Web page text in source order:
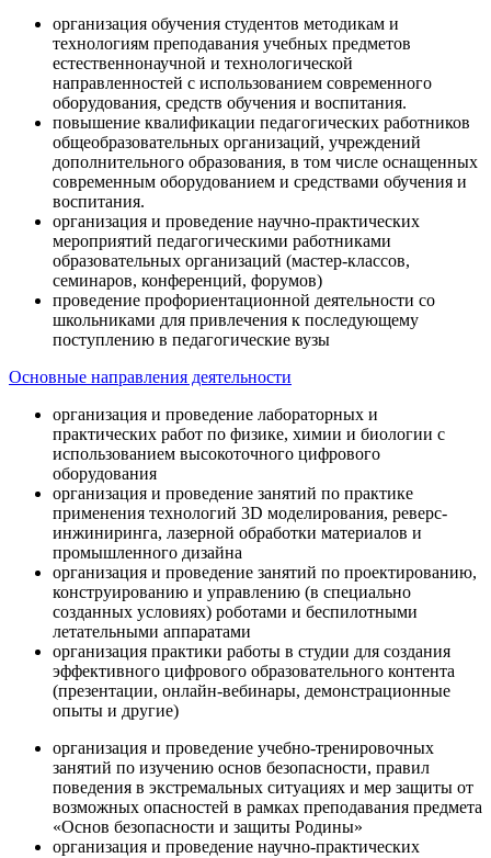
организация обучения студентов методикам и
технологиям преподавания учебных предметов
естественнонаучной и технологической
направленностей с использованием современного
оборудования, средств обучения и воспитания.
повышение квалификации педагогических работников
общеобразовательных организаций, учреждений
дополнительного образования, в том числе оснащенных
современным оборудованием и средствами обучения и
воспитания.
организация и проведение научно-практических
мероприятий педагогическими работниками
образовательных организаций (мастер-классов,
семинаров, конференций, форумов)
проведение профориентационной деятельности со
школьниками для привлечения к последующему
поступлению в педагогические вузы
Основные направления деятельности
организация и проведение лабораторных и
практических работ по физике, химии и биологии с
использованием высокоточного цифрового
оборудования
организация и проведение занятий по практике
применения технологий 3D моделирования, реверс-
инжиниринга, лазерной обработки материалов и
промышленного дизайна
организация и проведение занятий по проектированию,
конструированию и управлению (в специально
созданных условиях) роботами и беспилотными
летательными аппаратами
организация практики работы в студии для создания
эффективного цифрового образовательного контента
(презентации, онлайн-вебинары, демонстрационные
опыты и другие)
организация и проведение учебно-тренировочных
занятий по изучению основ безопасности, правил
поведения в экстремальных ситуациях и мер защиты от
возможных опасностей в рамках преподавания предмета
«Основ безопасности и защиты Родины»
организация и проведение научно-практических